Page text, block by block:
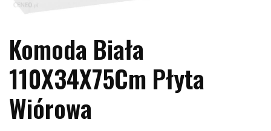
Komoda Biała
110X34X75Cm Płyta
Wiórowa